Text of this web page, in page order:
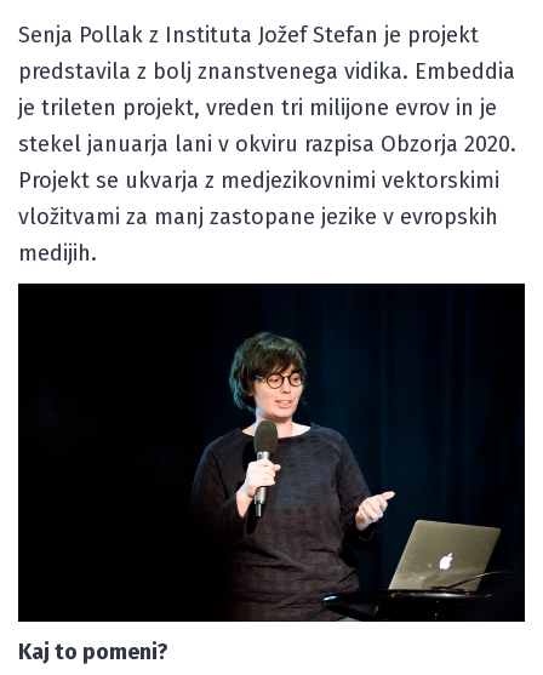
Senja Pollak z Instituta Jožef Stefan je projekt
predstavila z bolj znanstvenega vidika. Embeddia
je trileten projekt, vreden tri milijone evrov in je
stekel januarja lani v okviru razpisa Obzorja 2020.
Projekt se ukvarja z medjezikovnimi vektorskimi
vložitvami za manj zastopane jezike v evropskih
medijih.
Kaj to pomeni?